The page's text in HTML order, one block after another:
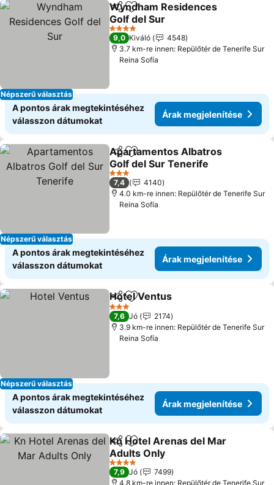
Népszerű választás
Megosztás
Hozzáadás a kedvencekhez
Wyndham Residences
Golf del Sur
Árak megjelenítése
4 Kategória
9,0 Kiváló
4548
3.7 km-re innen: Repülőtér de Tenerife Sur
Reina Sofía
A pontos árak megtekintéséhez
válasszon dátumokat
Árak megjelenítése
Népszerű választás
Megosztás
Hozzáadás a kedvencekhez
Apartamentos Albatros
Golf del Sur Tenerife
Árak megjelenítése
3 Kategória
7,4
4140
4.0 km-re innen: Repülőtér de Tenerife Sur
Reina Sofía
A pontos árak megtekintéséhez
válasszon dátumokat
Árak megjelenítése
Népszerű választás
Megosztás
Hozzáadás a kedvencekhez
Hotel Ventus
3 Kategória
7,6 Jó
2174
3.9 km-re innen: Repülőtér de Tenerife Sur
Reina Sofía
A pontos árak megtekintéséhez
válasszon dátumokat
Árak megjelenítése
Megosztás
Hozzáadás a kedvencekhez
Kn Hotel Arenas del Mar
Adults Only
Árak megjelenítése
4 Kategória
7,9 Jó
7499
4.8 km-re innen: Repülőtér de Tenerife Sur